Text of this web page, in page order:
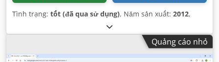
Tình trạng: tốt (đã qua sử dụng), Năm sản xuất: 2012,
Quảng cáo nhỏ